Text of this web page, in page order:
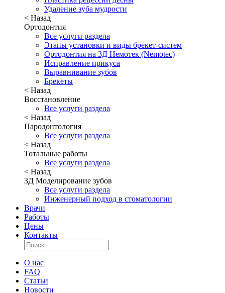
Удаление зуба мудрости
< Назад
Ортодонтия
Все услуги раздела
Этапы установки и виды брекет-систем
Ортодонтия на 3Д Немотек (Nemotec)
Исправление прикуса
Выравнивание зубов
Брекеты
< Назад
Восстановление
Все услуги раздела
< Назад
Пародонтология
Все услуги раздела
< Назад
Тотальные работы
Все услуги раздела
< Назад
3Д Моделирование зубов
Все услуги раздела
Инженерный подход в стоматологии
Врачи
Работы
Цены
Контакты
О нас
FAQ
Статьи
Новости